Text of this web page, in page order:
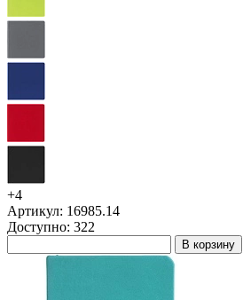
+4
Артикул: 16985.14
Доступно: 322
В корзину